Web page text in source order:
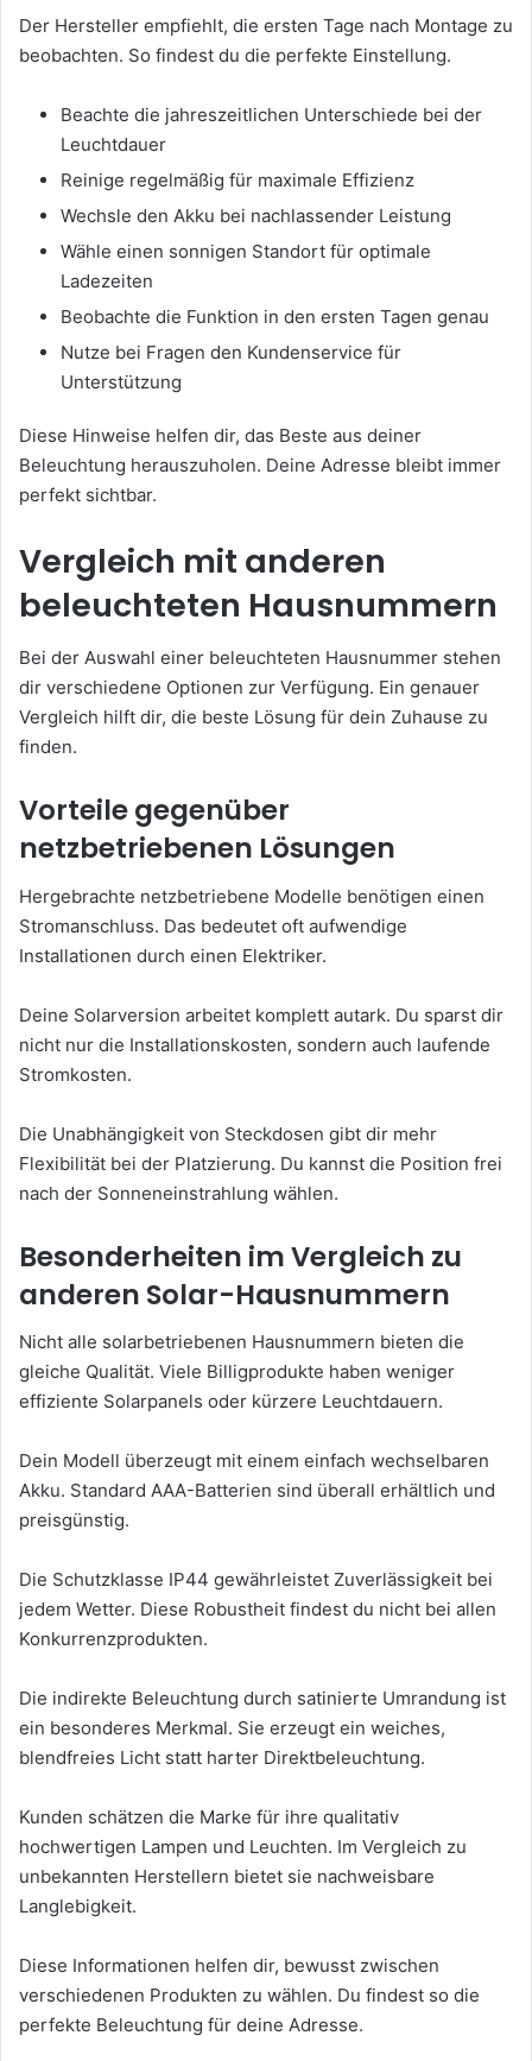
Der Hersteller empfiehlt, die ersten Tage nach Montage zu
beobachten. So findest du die perfekte Einstellung.
Beachte die jahreszeitlichen Unterschiede bei der
Leuchtdauer
Reinige regelmäßig für maximale Effizienz
Wechsle den Akku bei nachlassender Leistung
Wähle einen sonnigen Standort für optimale
Ladezeiten
Beobachte die Funktion in den ersten Tagen genau
Nutze bei Fragen den Kundenservice für
Unterstützung
Diese Hinweise helfen dir, das Beste aus deiner
Beleuchtung herauszuholen. Deine Adresse bleibt immer
perfekt sichtbar.
Vergleich mit anderen
beleuchteten Hausnummern
Bei der Auswahl einer beleuchteten Hausnummer stehen
dir verschiedene Optionen zur Verfügung. Ein genauer
Vergleich hilft dir, die beste Lösung für dein Zuhause zu
finden.
Vorteile gegenüber
netzbetriebenen Lösungen
Hergebrachte netzbetriebene Modelle benötigen einen
Stromanschluss. Das bedeutet oft aufwendige
Installationen durch einen Elektriker.
Deine Solarversion arbeitet komplett autark. Du sparst dir
nicht nur die Installationskosten, sondern auch laufende
Stromkosten.
Die Unabhängigkeit von Steckdosen gibt dir mehr
Flexibilität bei der Platzierung. Du kannst die Position frei
nach der Sonneneinstrahlung wählen.
Besonderheiten im Vergleich zu
anderen Solar-Hausnummern
Nicht alle solarbetriebenen Hausnummern bieten die
gleiche Qualität. Viele Billigprodukte haben weniger
effiziente Solarpanels oder kürzere Leuchtdauern.
Dein Modell überzeugt mit einem einfach wechselbaren
Akku. Standard AAA-Batterien sind überall erhältlich und
preisgünstig.
Die Schutzklasse IP44 gewährleistet Zuverlässigkeit bei
jedem Wetter. Diese Robustheit findest du nicht bei allen
Konkurrenzprodukten.
Die indirekte Beleuchtung durch satinierte Umrandung ist
ein besonderes Merkmal. Sie erzeugt ein weiches,
blendfreies Licht statt harter Direktbeleuchtung.
Kunden schätzen die Marke für ihre qualitativ
hochwertigen Lampen und Leuchten. Im Vergleich zu
unbekannten Herstellern bietet sie nachweisbare
Langlebigkeit.
Diese Informationen helfen dir, bewusst zwischen
verschiedenen Produkten zu wählen. Du findest so die
perfekte Beleuchtung für deine Adresse.